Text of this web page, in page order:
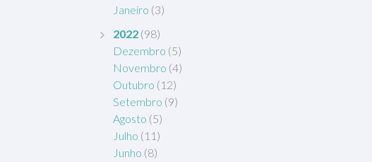
Janeiro (3)
2022 (98)
Dezembro (5)
Novembro (4)
Outubro (12)
Setembro (9)
Agosto (5)
Julho (11)
Junho (8)